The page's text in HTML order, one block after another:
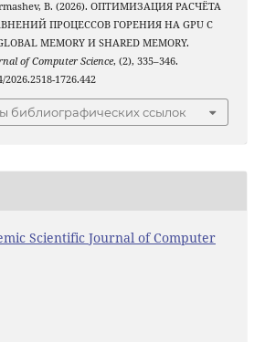
B. (2026). ОПТИМИЗАЦИЯ РАСЧЁТА
ПРОЦЕССОВ ГОРЕНИЯ НА GPU С
MEMORY И SHARED MEMORY.
of Computer Science, (2), 335–346.
1726.442
библиографических ссылок
Scientific Journal of Computer